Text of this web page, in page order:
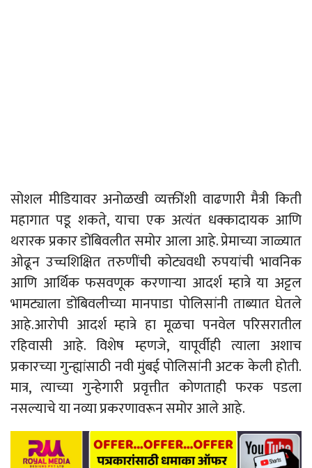
सोशल मीडियावर अनोळखी व्यक्तींशी वाढणारी मैत्री किती
महागात पडू शकते, याचा एक अत्यंत धक्कादायक आणि
थरारक प्रकार डोंबिवलीत समोर आला आहे. प्रेमाच्या जाळ्यात
ओढून उच्चशिक्षित तरुणींची कोट्यवधी रुपयांची भावनिक
आणि आर्थिक फसवणूक करणाऱ्या आदर्श म्हात्रे या अट्टल
भामट्याला डोंबिवलीच्या मानपाडा पोलिसांनी ताब्यात घेतले
आहे.आरोपी आदर्श म्हात्रे हा मूळचा पनवेल परिसरातील
रहिवासी आहे. विशेष म्हणजे, यापूर्वीही त्याला अशाच
प्रकारच्या गुन्ह्यांसाठी नवी मुंबई पोलिसांनी अटक केली होती.
मात्र, त्याच्या गुन्हेगारी प्रवृत्तीत कोणताही फरक पडला
नसल्याचे या नव्या प्रकरणावरून समोर आले आहे.